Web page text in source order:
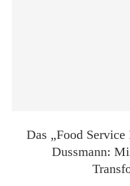
Das „Food
Dussmann: